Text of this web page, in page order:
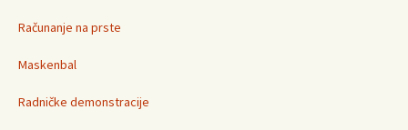
Računanje na prste
Maskenbal
Radničke demonstracije